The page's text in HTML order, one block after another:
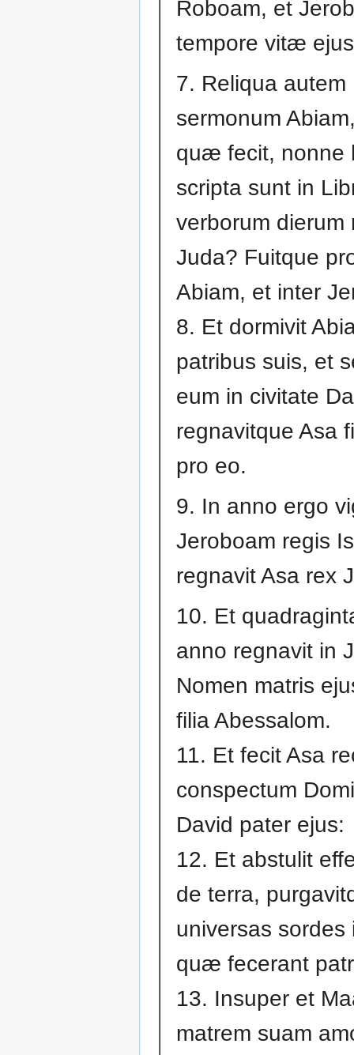
Roboam, et
tempore vitæ
7. Reliqua autem
sermonum
quæ fecit, nonne
scripta sunt in
verborum dierum
Juda? Fuitque
Abiam, et inter
8. Et dormivit
patribus suis, et
eum in civitate
regnavitque Asa
pro eo.
9. In anno ergo
Jeroboam regis
regnavit Asa rex
10. Et
anno regnavit in
Nomen matris
filia Abessalom.
11. Et fecit Asa
conspectum
David pater ejus:
12. Et abstulit
de terra,
universas sordes
quæ fecerant
13. Insuper et
matrem suam